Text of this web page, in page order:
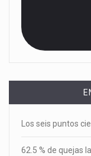
Los seis puntos
62.5 % de quejas